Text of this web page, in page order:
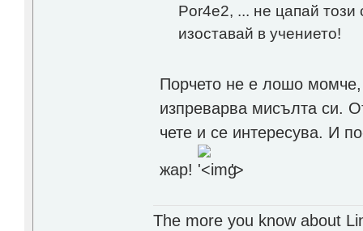
Por4e2, ... не цапай този
изоставай в учението!
Порчето не е лошо момче,
изпреварва мисълта си.
чете и се интересува. И
жар! '>
The more you know about